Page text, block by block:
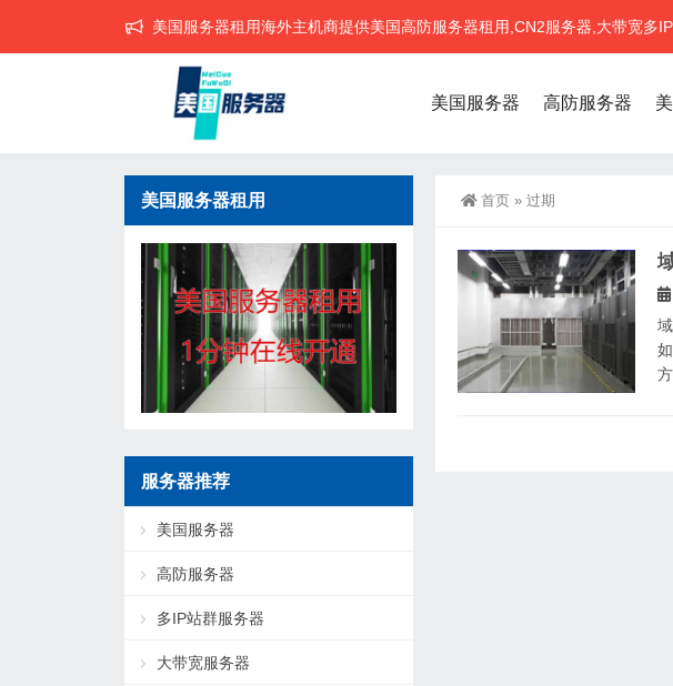
美国服务器租用海外主机商提供美国高防服务器租用,CN2服务器,大带宽多
美国服务器 高防服务器
首页 » 过期
美国服务器租用
服务器推荐
美国服务器
高防服务器
多IP站群服务器
大带宽服务器